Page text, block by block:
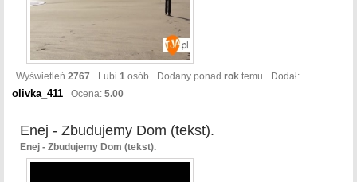
Wyświetleń 2767 Lubi 1 osób Dodany ponad rok temu Dodał:
olivka_411 Ocena: 5.00
Enej - Zbudujemy Dom (tekst).
Enej - Zbudujemy Dom (tekst).